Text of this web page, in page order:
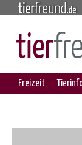
Freizeit